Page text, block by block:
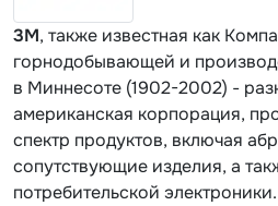
3M, также известная как
горнодобывающей и
в Миннесоте (1902-2002) -
американская корпорация,
спектр продуктов, включая
сопутствующие изделия, а
потребительской